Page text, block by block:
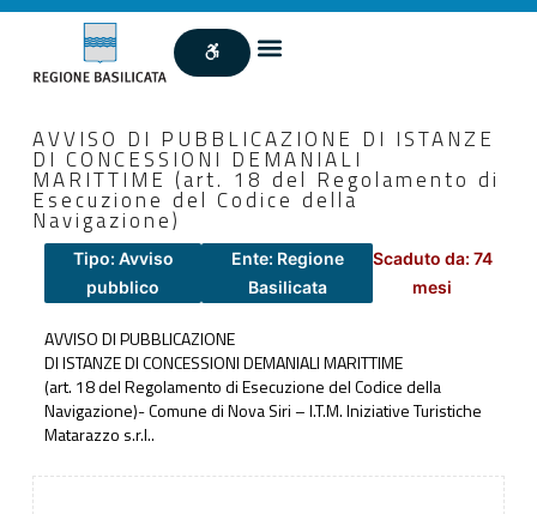
AVVISO DI PUBBLICAZIONE DI ISTANZE
DI CONCESSIONI DEMANIALI
MARITTIME (art. 18 del Regolamento di
Esecuzione del Codice della
Navigazione)
Tipo: Avviso
pubblico
Ente: Regione
Basilicata
Scaduto da: 74
mesi
AVVISO DI PUBBLICAZIONE
DI ISTANZE DI CONCESSIONI DEMANIALI MARITTIME
(art. 18 del Regolamento di Esecuzione del Codice della
Navigazione)- Comune di Nova Siri – I.T.M. Iniziative Turistiche
Matarazzo s.r.l..